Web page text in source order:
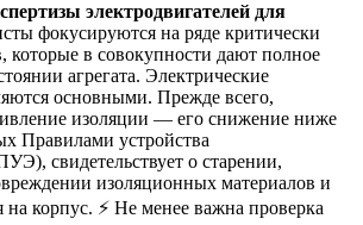
электродвигателей для
фокусируются на ряде критически
которые в совокупности дают полное
агрегата. Электрические
основными. Прежде всего,
изоляции — его снижение ниже
Правилами устройства
свидетельствует о старении,
изоляционных материалов и
на корпус. ⚡ Не менее важна проверка